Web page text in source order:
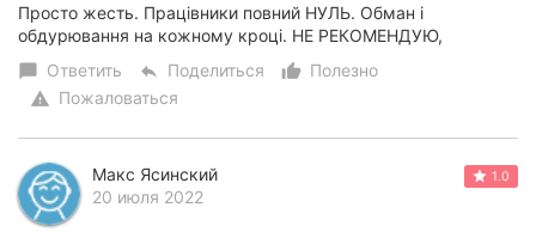
Просто жесть. Працівники повний НУЛЬ. Обман і
обдурювання на кожному кроці. НЕ РЕКОМЕНДУЮ,
chat_bubble Ответить reply Поделиться thumb_up_alt
Полезно
warning Пожаловаться
Макс Ясинский
20 июля 2022
1.0